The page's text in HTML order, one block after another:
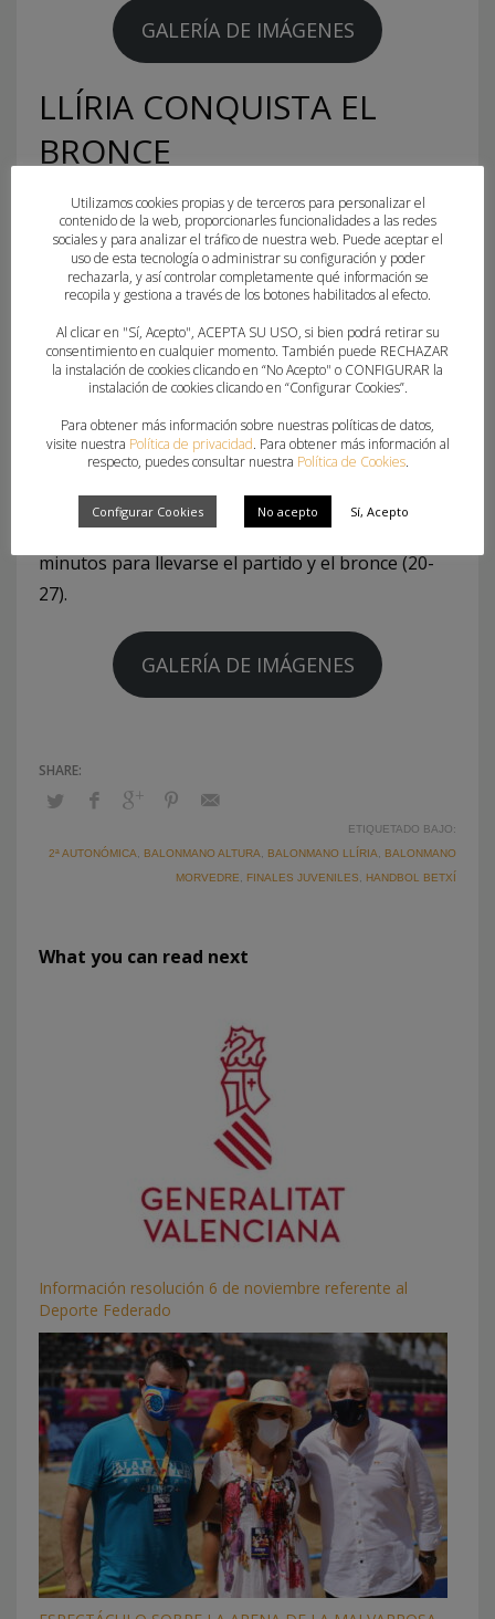
GALERÍA DE IMÁGENES
LLÍRIA CONQUISTA EL
BRONCE
Construcciones Zarzoso Alto Palancia y Club
Balonmano Llíria completaron el podio de la 2ª
Autonómica Femenina con un igualadísimo
encuentro, que acabó cayendo del lado edetano
en los compases finales gracias a la velocidad de
su juego a la contra.
una ventaja mínima (9-8) y con gran igualdad en el
juego durante los primeros compases del
segundo tiempo, pero el Club Balonmano Llíria
impuso su poderío físico en los últimos 15
minutos para llevarse el partido y el bronce (20-
27).
GALERÍA DE IMÁGENES
ETIQUETADO BAJO:
2ª AUTONÓMICA
BALONMANO ALTURA BALONMANO LLÍRIA
BALONMANO
MORVEDRE
FINALES JUVENILES HANDBOL BETXÍ
What you can read next
Información resolución 6 de noviembre referente al
Deporte Federado
Utilizamos cookies propias y de terceros para personalizar el
contenido de la web, proporcionarles funcionalidades a las redes
sociales y para analizar el tráfico de nuestra web. Puede aceptar el
uso de esta tecnología o administrar su configuración y poder
rechazarla, y así controlar completamente qué información se
recopila y gestiona a través de los botones habilitados al efecto.
Al clicar en "Sí, Acepto", ACEPTA SU USO, si bien podrá retirar su
consentimiento en cualquier momento. También puede RECHAZAR
la instalación de cookies clicando en “No Acepto" o CONFIGURAR la
instalación de cookies clicando en “Configurar Cookies”.
Para obtener más información sobre nuestras políticas de datos,
visite nuestra Política de privacidad. Para obtener más información al
respecto, puedes consultar nuestra Política de Cookies.
Configurar Cookies No acepto Sí, Acepto